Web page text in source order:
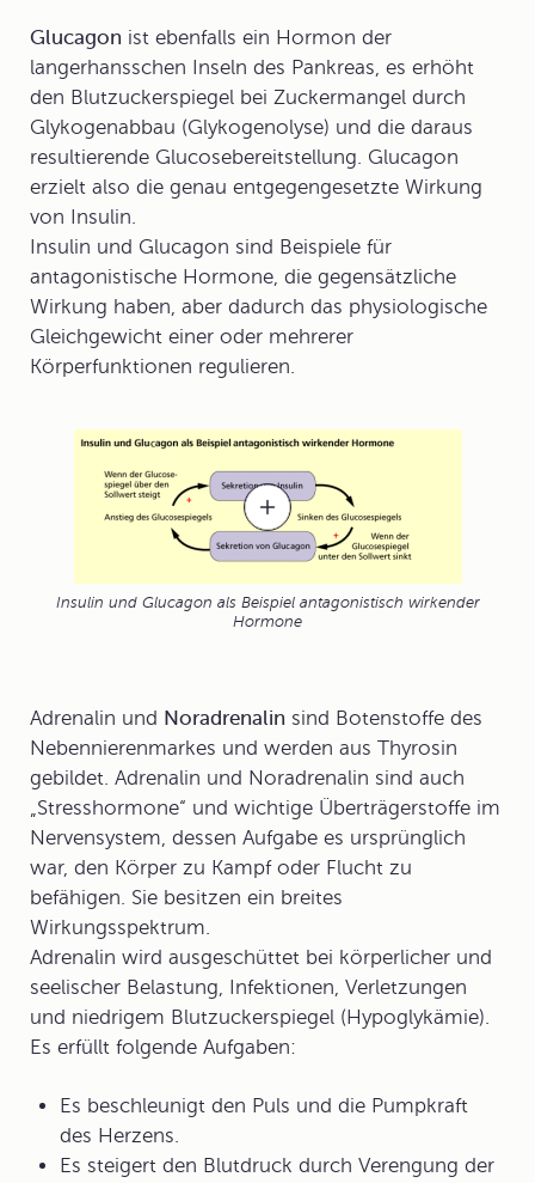
Glucagon ist ebenfalls ein Hormon der
langerhansschen Inseln des Pankreas, es erhöht
den Blutzuckerspiegel bei Zuckermangel durch
Glykogenabbau (Glykogenolyse) und die daraus
resultierende Glucosebereitstellung. Glucagon
erzielt also die genau entgegengesetzte Wirkung
von Insulin.
Insulin und Glucagon sind Beispiele für
antagonistische Hormone, die gegensätzliche
Wirkung haben, aber dadurch das physiologische
Gleichgewicht einer oder mehrerer
Körperfunktionen regulieren.
Insulin und Glucagon als Beispiel antagonistisch wirkender
Hormone
Adrenalin und Noradrenalin sind Botenstoffe des
Nebennierenmarkes und werden aus Thyrosin
gebildet. Adrenalin und Noradrenalin sind auch
„Stresshormone“ und wichtige Überträgerstoffe im
Nervensystem, dessen Aufgabe es ursprünglich
war, den Körper zu Kampf oder Flucht zu
befähigen. Sie besitzen ein breites
Wirkungsspektrum.
Adrenalin wird ausgeschüttet bei körperlicher und
seelischer Belastung, Infektionen, Verletzungen
und niedrigem Blutzuckerspiegel (Hypoglykämie).
Es erfüllt folgende Aufgaben:
Es beschleunigt den Puls und die Pumpkraft
des Herzens.
Es steigert den Blutdruck durch Verengung der